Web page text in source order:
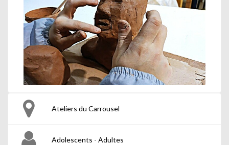
Ateliers du Carrousel
Adolescents - Adultes